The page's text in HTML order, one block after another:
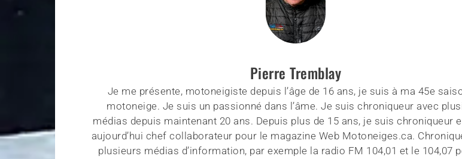
Pierre Tremblay
Je me présente, motoneigiste depuis l’âge de 16 ans, je suis à ma 45e
motoneige. Je suis un passionné dans l’âme. Je suis chroniqueur avec
médias depuis maintenant 20 ans. Depuis plus de 15 ans, je suis chroniqueur
aujourd’hui chef collaborateur pour le magazine Web Motoneiges.ca.
plusieurs médias d’information, par exemple la radio FM 104,01 et le 104,07